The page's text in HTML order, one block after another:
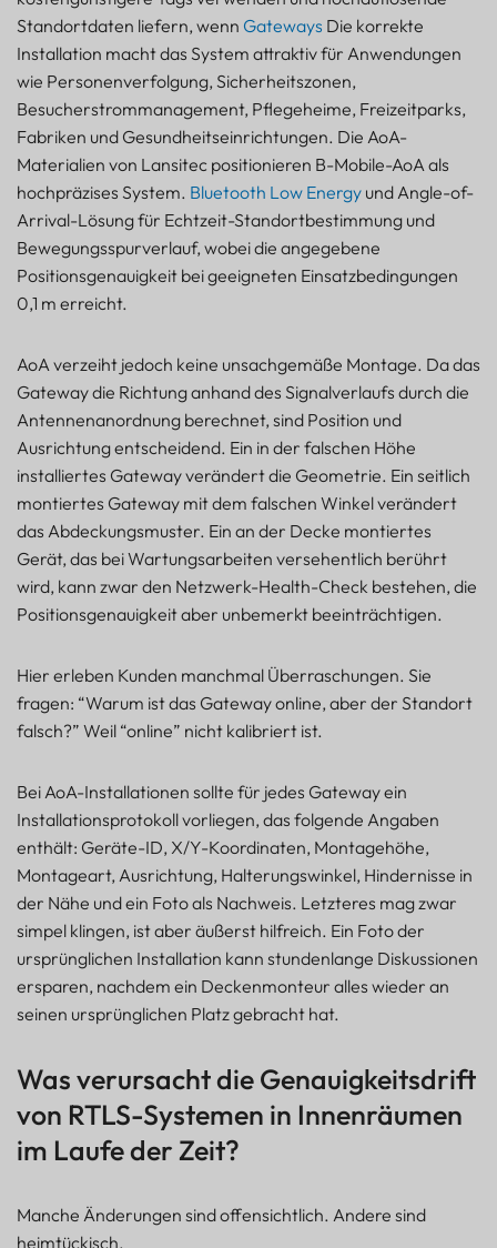
Standortdaten liefern, wenn Gateways Die korrekte
Installation macht das System attraktiv für Anwendungen
wie Personenverfolgung, Sicherheitszonen,
Besucherstrommanagement, Pflegeheime, Freizeitparks,
Fabriken und Gesundheitseinrichtungen. Die AoA-
Materialien von Lansitec positionieren B-Mobile-AoA als
hochpräzises System. Bluetooth Low Energy und Angle-of-
Arrival-Lösung für Echtzeit-Standortbestimmung und
Bewegungsspurverlauf, wobei die angegebene
Positionsgenauigkeit bei geeigneten Einsatzbedingungen
0,1 m erreicht.
AoA verzeiht jedoch keine unsachgemäße Montage. Da das
Gateway die Richtung anhand des Signalverlaufs durch die
Antennenanordnung berechnet, sind Position und
Ausrichtung entscheidend. Ein in der falschen Höhe
installiertes Gateway verändert die Geometrie. Ein seitlich
montiertes Gateway mit dem falschen Winkel verändert
das Abdeckungsmuster. Ein an der Decke montiertes
Gerät, das bei Wartungsarbeiten versehentlich berührt
wird, kann zwar den Netzwerk-Health-Check bestehen, die
Positionsgenauigkeit aber unbemerkt beeinträchtigen.
Hier erleben Kunden manchmal Überraschungen. Sie
fragen: “Warum ist das Gateway online, aber der Standort
falsch?” Weil “online” nicht kalibriert ist.
Bei AoA-Installationen sollte für jedes Gateway ein
Installationsprotokoll vorliegen, das folgende Angaben
enthält: Geräte-ID, X/Y-Koordinaten, Montagehöhe,
Montageart, Ausrichtung, Halterungswinkel, Hindernisse in
der Nähe und ein Foto als Nachweis. Letzteres mag zwar
simpel klingen, ist aber äußerst hilfreich. Ein Foto der
ursprünglichen Installation kann stundenlange Diskussionen
ersparen, nachdem ein Deckenmonteur alles wieder an
seinen ursprünglichen Platz gebracht hat.
Was verursacht die Genauigkeitsdrift
von RTLS-Systemen in Innenräumen
im Laufe der Zeit?
Manche Änderungen sind offensichtlich. Andere sind
heimtückisch.